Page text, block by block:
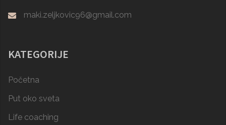
maki.zeljkovic96@gmail.com
KATEGORIJE
Početna
Put oko sveta
Life coaching